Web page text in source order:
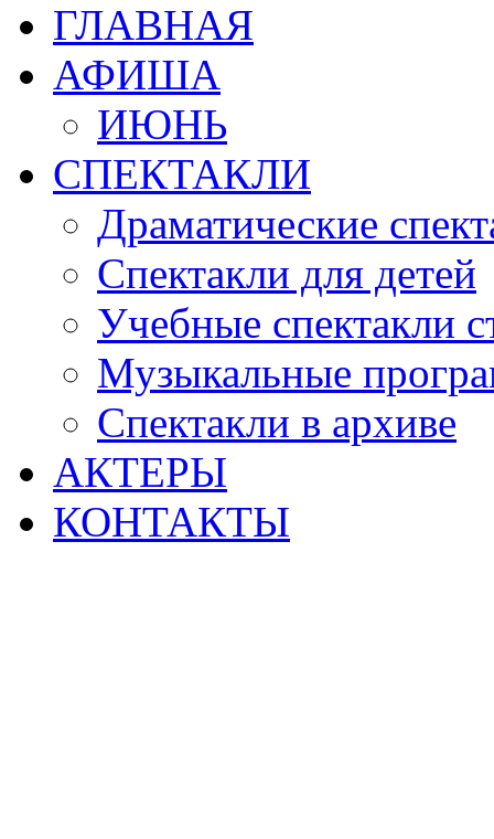
ГЛАВНАЯ
АФИША
ИЮНЬ
СПЕКТАКЛИ
Драматические
Спектакли для детей
Учебные спектакли
Музыкальные
Спектакли в архиве
АКТЕРЫ
КОНТАКТЫ